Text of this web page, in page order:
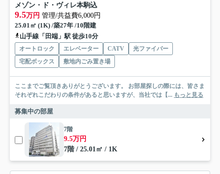
メゾン・ド・ヴィレ本駒込
9.5万円 管理/共益費6,000円
25.01㎡ (1K) /築27年 /10階建
山手線「田端」駅 徒歩10分
オートロック エレベーター CATV
光ファイバー
宅配ボックス
敷地内ごみ置き場
ここまでご覧頂きありがとうございます。 お部屋探しの際には、皆さま
それぞれこだわりの条件があると思いますが、当社では【... もっと見る
募集中の部屋
7階
9.5万円
7階 / 25.01㎡ / 1K